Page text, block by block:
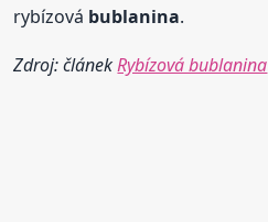
rybízová bublanina.
Zdroj: článekRybízová bublanina